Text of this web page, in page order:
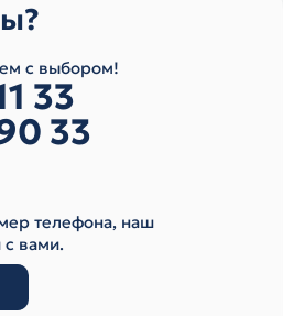
с выбором!
33
33
телефона, наш
с вами.